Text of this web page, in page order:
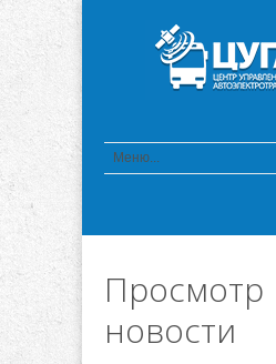
Просмотр
новости